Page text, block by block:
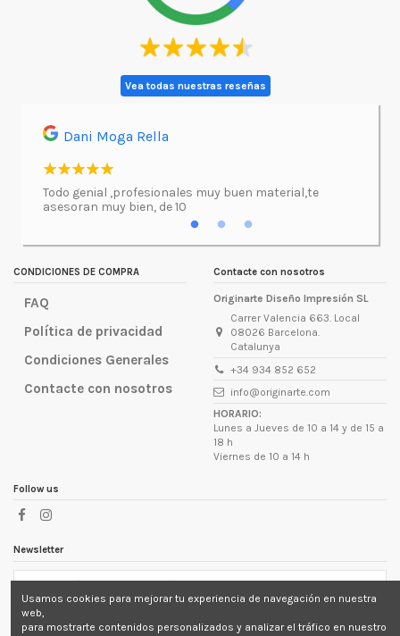
Vea todas nuestras reseñas
Dani Moga Rella
Todo genial ,profesionales muy buen material,te
asesoran muy bien, de 10
lugar
CONDICIONES DE COMPRA
FAQ
Política de privacidad
Condiciones Generales
Contacte con nosotros
Contacte con nosotros
Originarte Diseño Impresión SL
Carrer Valencia 663. Local
08026 Barcelona.
Catalunya
+34 934 852 652
info@originarte.com
HORARIO:
Lunes a Jueves de 10 a 14 y de 15 a
18 h
Viernes de 10 a 14 h
Follow us
Newsletter
Puede darse de baja en cualquier momento. Para ello,
consulte nuestra información de contacto en el aviso
legal.
Usamos cookies para mejorar tu experiencia de navegación en nuestra
web,
para mostrarte contenidos personalizados y analizar el tráfico en nuestro